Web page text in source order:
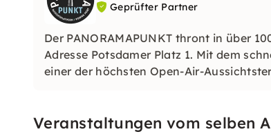
Geprüfter Partner
Der PANORAMAPUNKT thront in über
Adresse Potsdamer Platz 1. Mit dem
einer der höchsten Open-Air-
Veranstaltungen vom selben